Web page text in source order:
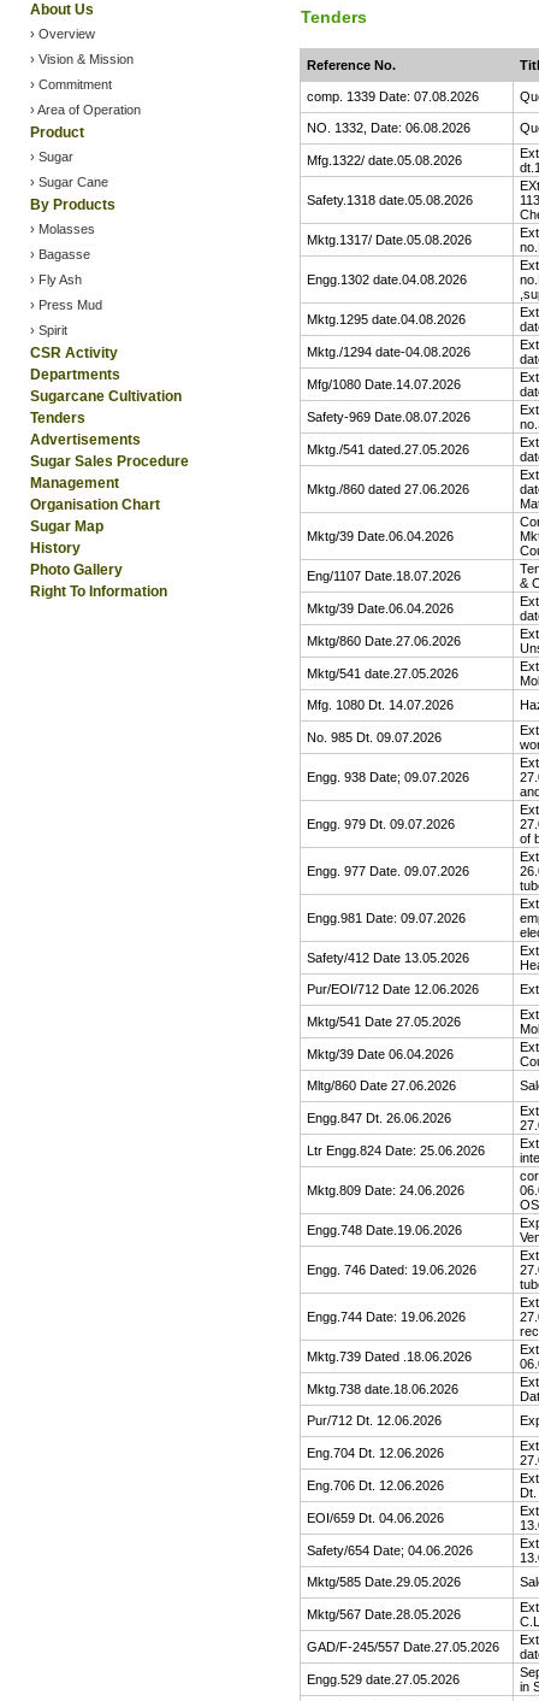
About Us
› Overview
› Vision & Mission
› Commitment
› Area of Operation
Product
› Sugar
› Sugar Cane
By Products
› Molasses
› Bagasse
› Fly Ash
› Press Mud
› Spirit
CSR Activity
Departments
Sugarcane Cultivation
Tenders
Advertisements
Sugar Sales Procedure
Management
Organisation Chart
Sugar Map
History
Photo Gallery
Right To Information
Tenders
Reference No.
comp. 1339 Date: 07.08.2026
NO. 1332, Date: 06.08.2026
Mfg.1322/ date.05.08.2026
Safety.1318 date.05.08.2026
Mktg.1317/ Date.05.08.2026
Engg.1302 date.04.08.2026
Mktg.1295 date.04.08.2026
Mktg./1294 date-04.08.2026
Mfg/1080 Date.14.07.2026
Safety-969 Date.08.07.2026
Mktg./541 dated.27.05.2026
Mktg./860 dated 27.06.2026
Mktg/39 Date.06.04.2026
Eng/1107 Date.18.07.2026
&
Mktg/39 Date.06.04.2026
Mktg/860 Date.27.06.2026
Mktg/541 date.27.05.2026
Mfg. 1080 Dt. 14.07.2026
No. 985 Dt. 09.07.2026
Engg. 938 Date; 09.07.2026
Engg. 979 Dt. 09.07.2026
of
Engg. 977 Date. 09.07.2026
Engg.981 Date: 09.07.2026
Safety/412 Date 13.05.2026
Pur/EOI/712 Date 12.06.2026
Mktg/541 Date 27.05.2026
Mktg/39 Date 06.04.2026
Mltg/860 Date 27.06.2026
Engg.847 Dt. 26.06.2026
Ltr Engg.824 Date: 25.06.2026
Mktg.809 Date: 24.06.2026
Engg.748 Date.19.06.2026
Engg. 746 Dated: 19.06.2026
Engg.744 Date: 19.06.2026
Mktg.739 Dated .18.06.2026
Mktg.738 date.18.06.2026
Pur/712 Dt. 12.06.2026
Eng.704 Dt. 12.06.2026
Eng.706 Dt. 12.06.2026
Dt.
EOI/659 Dt. 04.06.2026
Safety/654 Date; 04.06.2026
Mktg/585 Date.29.05.2026
Mktg/567 Date.28.05.2026
GAD/F-245/557 Date.27.05.2026
Engg.529 date.27.05.2026
in